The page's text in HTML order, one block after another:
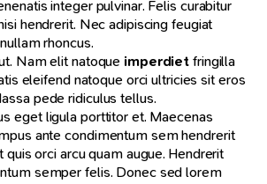
integer pulvinar. Felis curabitur
hendrerit. Nec adipiscing feugiat
rhoncus.
Nam elit natoque imperdietfringilla
eleifend natoque orci ultricies sit eros
pede ridiculus tellus.
eget ligula porttitor et. Maecenas
ante condimentum sem hendrerit
orci arcu quam augue. Hendrerit
semper felis. Donec sed lorem